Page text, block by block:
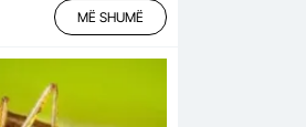
MË SHUMË